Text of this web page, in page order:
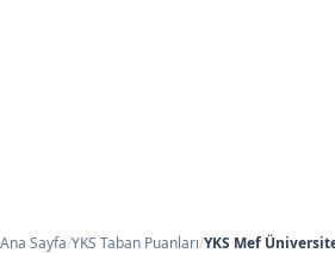
Ana Sayfa/YKS Taban Puanları/YKS Mef